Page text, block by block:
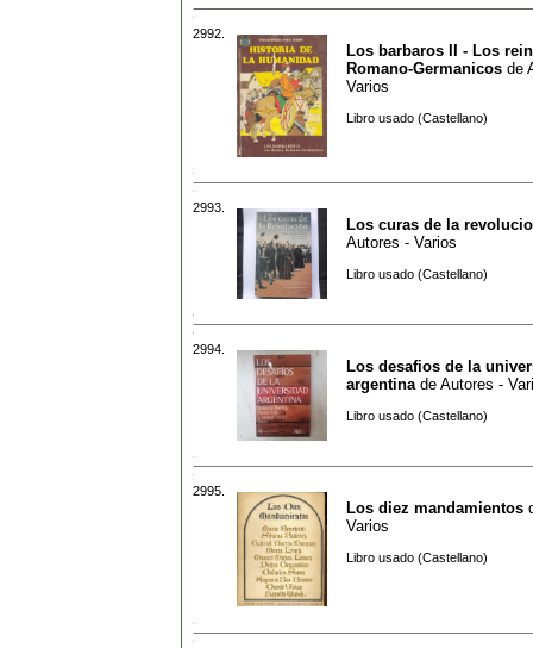
2992.
Los barbaros II - Los
Romano-Germanicos de
Varios
Libro usado (Castellano)
2993.
Los curas de la
Autores - Varios
Libro usado (Castellano)
2994.
Los desafios de la
argentina de Autores -
Libro usado (Castellano)
2995.
Los diez mandamientos
Varios
Libro usado (Castellano)